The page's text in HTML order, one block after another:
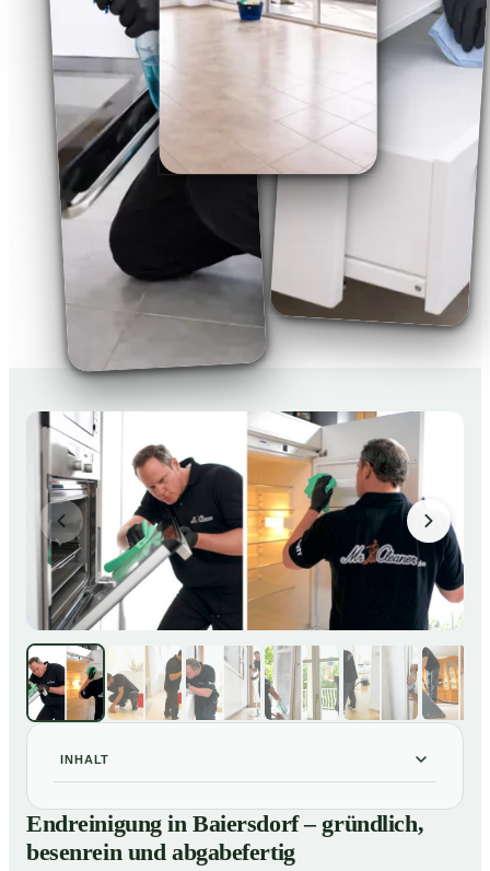
INHALT
01 Endreinigung in Baiersdorf – gründlich, besenrein und
abgabefertig
Endreinigung in Baiersdorf – gründlich,
besenrein und abgabefertig